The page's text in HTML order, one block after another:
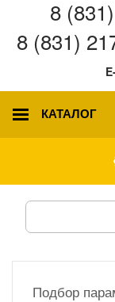
8
8 (831)
КАТАЛОГ
Подбор